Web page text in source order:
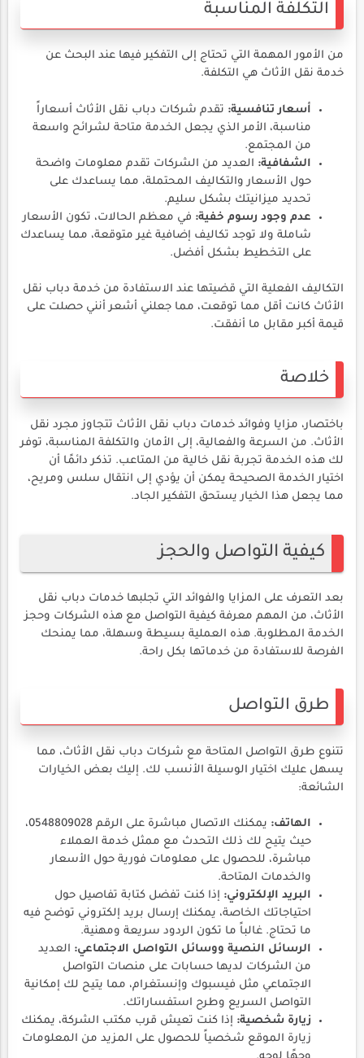
التكلفة المناسبة
من الأمور المهمة التي تحتاج إلى التفكير فيها عند البحث عن
خدمة نقل الأثاث هي التكلفة.
أسعار تنافسية: تقدم شركات دباب نقل الأثاث أسعاراً
مناسبة، الأمر الذي يجعل الخدمة متاحة لشرائح واسعة
من المجتمع.
الشفافية: العديد من الشركات تقدم معلومات واضحة
حول الأسعار والتكاليف المحتملة، مما يساعدك على
تحديد ميزانيتك بشكل سليم.
عدم وجود رسوم خفية: في معظم الحالات، تكون الأسعار
شاملة ولا توجد تكاليف إضافية غير متوقعة، مما يساعدك
على التخطيط بشكل أفضل.
التكاليف الفعلية التي قضيتها عند الاستفادة من خدمة دباب نقل
الأثاث كانت أقل مما توقعت، مما جعلني أشعر أنني حصلت على
قيمة أكبر مقابل ما أنفقت.
خلاصة
باختصار، مزايا وفوائد خدمات دباب نقل الأثاث تتجاوز مجرد نقل
الأثاث. من السرعة والفعالية، إلى الأمان والتكلفة المناسبة، توفر
لك هذه الخدمة تجربة نقل خالية من المتاعب. تذكر دائمًا أن
اختيار الخدمة الصحيحة يمكن أن يؤدي إلى انتقال سلس ومريح،
مما يجعل هذا الخيار يستحق التفكير الجاد.
كيفية التواصل والحجز
بعد التعرف على المزايا والفوائد التي تجلبها خدمات دباب نقل
الأثاث، من المهم معرفة كيفية التواصل مع هذه الشركات وحجز
الخدمة المطلوبة. هذه العملية بسيطة وسهلة، مما يمنحك
الفرصة للاستفادة من خدماتها بكل راحة.
طرق التواصل
تتنوع طرق التواصل المتاحة مع شركات دباب نقل الأثاث، مما
يسهل عليك اختيار الوسيلة الأنسب لك. إليك بعض الخيارات
الشائعة:
الهاتف:
يمكنك الاتصال مباشرة على الرقم 0548809028،
حيث يتيح لك ذلك التحدث مع ممثل خدمة العملاء
مباشرة، للحصول على معلومات فورية حول الأسعار
والخدمات المتاحة.
البريد الإلكتروني: إذا كنت تفضل كتابة تفاصيل حول
احتياجاتك الخاصة، يمكنك إرسال بريد إلكتروني توضح فيه
ما تحتاج. غالباً ما تكون الردود سريعة ومهنية.
الرسائل النصية ووسائل التواصل الاجتماعي: العديد
من الشركات لديها حسابات على منصات التواصل
الاجتماعي مثل فيسبوك وإنستغرام، مما يتيح لك إمكانية
التواصل السريع وطرح استفساراتك.
زيارة شخصية: إذا كنت تعيش قرب مكتب الشركة، يمكنك
زيارة الموقع شخصياً للحصول على المزيد من المعلومات